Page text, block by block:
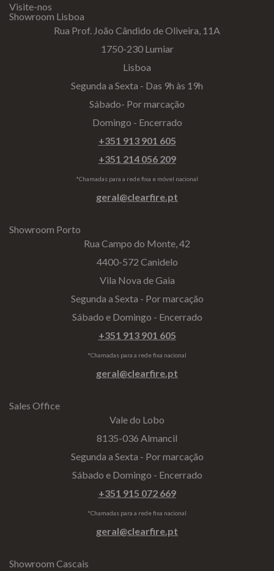
Visite-nos
Showroom Lisboa
Rua Prof. João Cândido de Oliveira, 11A
1750-230 Lumiar
Lisboa
Segunda a Sexta - Das 9h às 19h
Sábado- Por marcação
Domingo - Encerrado
+351 913 901 605
+351 214 056 209
*Chamadas para a rede fixa e móvel nacional
geral@clearfire.pt
Showroom Porto
Rua Campo do Monte, 42
4400-572 Canidelo
Vila Nova de Gaia
Segunda a Sexta - Por marcação
Sábado e Domingo - Encerrado
+351 913 901 605
*Chamadas para a rede fixa nacional
geral@clearfire.pt
Sales Office
Vale do Lobo
8135-036 Almancil
Segunda a Sexta - Por marcação
Sábado e Domingo - Encerrado
+351 915 072 669
*Chamadas para a rede fixa nacional
geral@clearfire.pt
Showroom Cascais